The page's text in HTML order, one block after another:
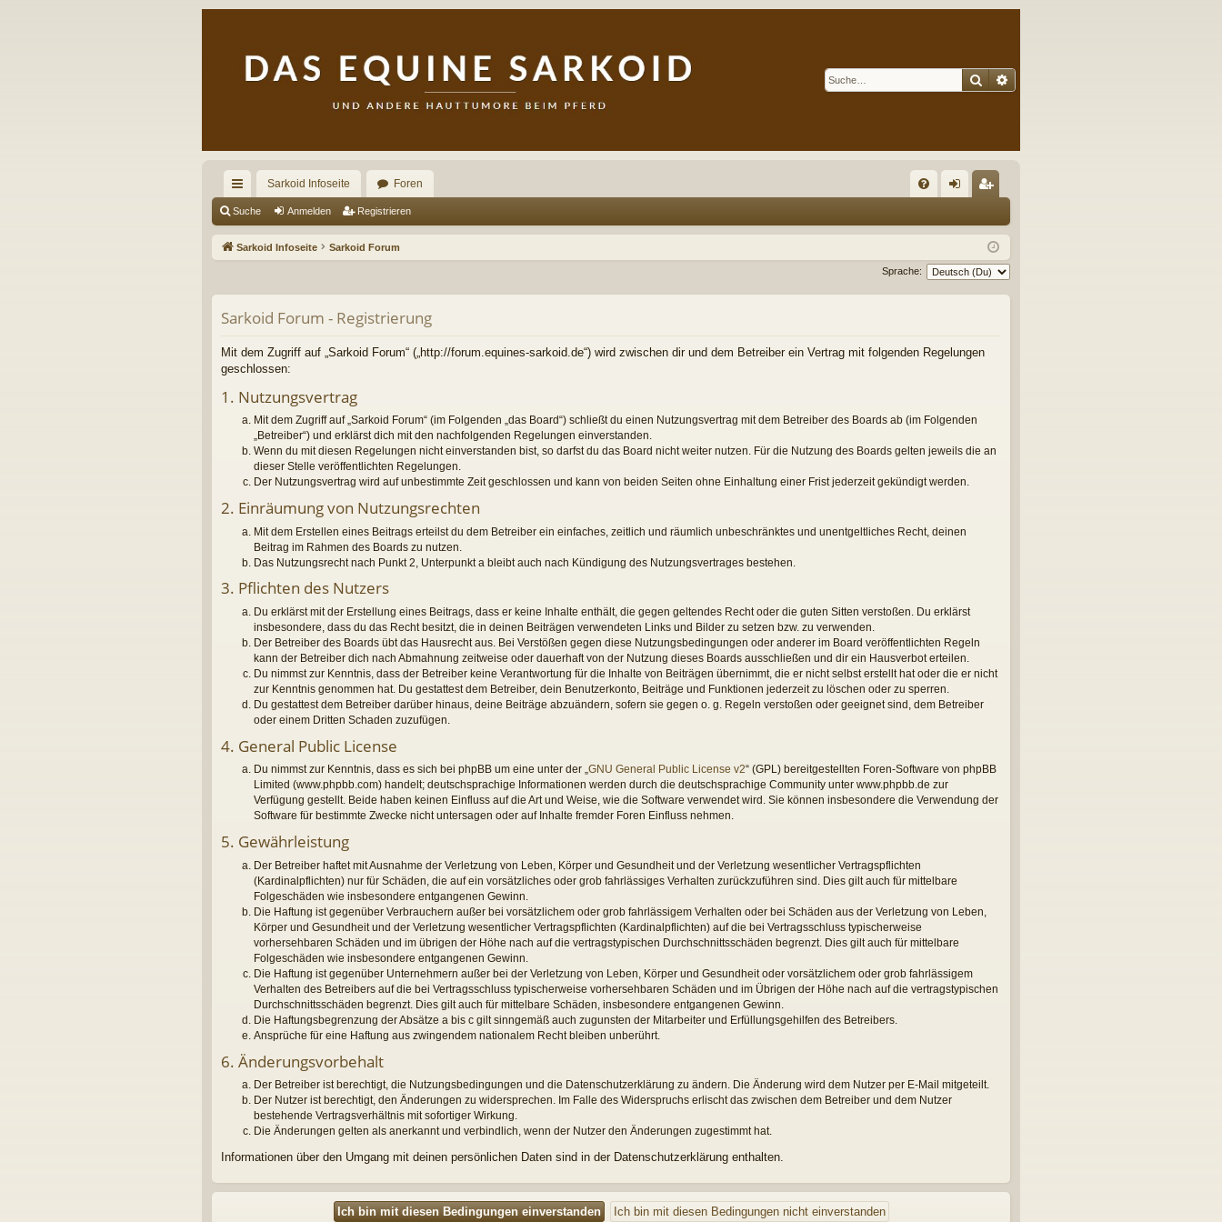
Suche
ch
ne
ug
riff
Sarkoid Infoseite Foren
Q m
el
de
ist
rie
re
Suche Anmelden Registrieren
Sarkoid Infoseite Sarkoid Forum
Sprache:
Sarkoid Forum - Registrierung
Mit dem Zugriff auf „Sarkoid Forum“ („http://forum.equines-sarkoid.de“) wird zwischen dir und dem Betreiber ein Vertrag mit folgenden Regelungen
geschlossen:
1. Nutzungsvertrag
Mit dem Zugriff auf „Sarkoid Forum“ (im Folgenden „das Board“) schließt du einen Nutzungsvertrag mit dem Betreiber des Boards ab (im Folgenden
„Betreiber“) und erklärst dich mit den nachfolgenden Regelungen einverstanden.
Wenn du mit diesen Regelungen nicht einverstanden bist, so darfst du das Board nicht weiter nutzen. Für die Nutzung des Boards gelten jeweils die an
dieser Stelle veröffentlichten Regelungen.
Der Nutzungsvertrag wird auf unbestimmte Zeit geschlossen und kann von beiden Seiten ohne Einhaltung einer Frist jederzeit gekündigt werden.
2. Einräumung von Nutzungsrechten
Mit dem Erstellen eines Beitrags erteilst du dem Betreiber ein einfaches, zeitlich und räumlich unbeschränktes und unentgeltliches Recht, deinen
Beitrag im Rahmen des Boards zu nutzen.
Das Nutzungsrecht nach Punkt 2, Unterpunkt a bleibt auch nach Kündigung des Nutzungsvertrages bestehen.
3. Pflichten des Nutzers
Du erklärst mit der Erstellung eines Beitrags, dass er keine Inhalte enthält, die gegen geltendes Recht oder die guten Sitten verstoßen. Du erklärst
insbesondere, dass du das Recht besitzt, die in deinen Beiträgen verwendeten Links und Bilder zu setzen bzw. zu verwenden.
Der Betreiber des Boards übt das Hausrecht aus. Bei Verstößen gegen diese Nutzungsbedingungen oder anderer im Board veröffentlichten Regeln
kann der Betreiber dich nach Abmahnung zeitweise oder dauerhaft von der Nutzung dieses Boards ausschließen und dir ein Hausverbot erteilen.
Du nimmst zur Kenntnis, dass der Betreiber keine Verantwortung für die Inhalte von Beiträgen übernimmt, die er nicht selbst erstellt hat oder die er nicht
zur Kenntnis genommen hat. Du gestattest dem Betreiber, dein Benutzerkonto, Beiträge und Funktionen jederzeit zu löschen oder zu sperren.
Du gestattest dem Betreiber darüber hinaus, deine Beiträge abzuändern, sofern sie gegen o. g. Regeln verstoßen oder geeignet sind, dem Betreiber
oder einem Dritten Schaden zuzufügen.
4. General Public License
Du nimmst zur Kenntnis, dass es sich bei phpBB um eine unter der „GNU General Public License v2“ (GPL) bereitgestellten Foren-Software von phpBB
Limited (www.phpbb.com) handelt; deutschsprachige Informationen werden durch die deutschsprachige Community unter www.phpbb.de zur
Verfügung gestellt. Beide haben keinen Einfluss auf die Art und Weise, wie die Software verwendet wird. Sie können insbesondere die Verwendung der
Software für bestimmte Zwecke nicht untersagen oder auf Inhalte fremder Foren Einfluss nehmen.
5. Gewährleistung
Der Betreiber haftet mit Ausnahme der Verletzung von Leben, Körper und Gesundheit und der Verletzung wesentlicher Vertragspflichten
(Kardinalpflichten) nur für Schäden, die auf ein vorsätzliches oder grob fahrlässiges Verhalten zurückzuführen sind. Dies gilt auch für mittelbare
Folgeschäden wie insbesondere entgangenen Gewinn.
Die Haftung ist gegenüber Verbrauchern außer bei vorsätzlichem oder grob fahrlässigem Verhalten oder bei Schäden aus der Verletzung von Leben,
Körper und Gesundheit und der Verletzung wesentlicher Vertragspflichten (Kardinalpflichten) auf die bei Vertragsschluss typischerweise
vorhersehbaren Schäden und im übrigen der Höhe nach auf die vertragstypischen Durchschnittsschäden begrenzt. Dies gilt auch für mittelbare
Folgeschäden wie insbesondere entgangenen Gewinn.
Die Haftung ist gegenüber Unternehmern außer bei der Verletzung von Leben, Körper und Gesundheit oder vorsätzlichem oder grob fahrlässigem
Verhalten des Betreibers auf die bei Vertragsschluss typischerweise vorhersehbaren Schäden und im Übrigen der Höhe nach auf die vertragstypischen
Durchschnittsschäden begrenzt. Dies gilt auch für mittelbare Schäden, insbesondere entgangenen Gewinn.
Die Haftungsbegrenzung der Absätze a bis c gilt sinngemäß auch zugunsten der Mitarbeiter und Erfüllungsgehilfen des Betreibers.
Ansprüche für eine Haftung aus zwingendem nationalem Recht bleiben unberührt.
6. Änderungsvorbehalt
Der Betreiber ist berechtigt, die Nutzungsbedingungen und die Datenschutzerklärung zu ändern. Die Änderung wird dem Nutzer per E-Mail mitgeteilt.
Der Nutzer ist berechtigt, den Änderungen zu widersprechen. Im Falle des Widerspruchs erlischt das zwischen dem Betreiber und dem Nutzer
bestehende Vertragsverhältnis mit sofortiger Wirkung.
Die Änderungen gelten als anerkannt und verbindlich, wenn der Nutzer den Änderungen zugestimmt hat.
Informationen über den Umgang mit deinen persönlichen Daten sind in der Datenschutzerklärung enthalten.